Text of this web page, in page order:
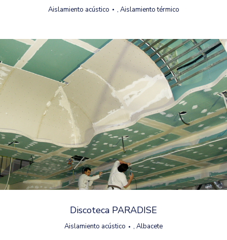
Aislamiento acústico , Aislamiento térmico
Discoteca PARADISE
Aislamiento acústico , Albacete